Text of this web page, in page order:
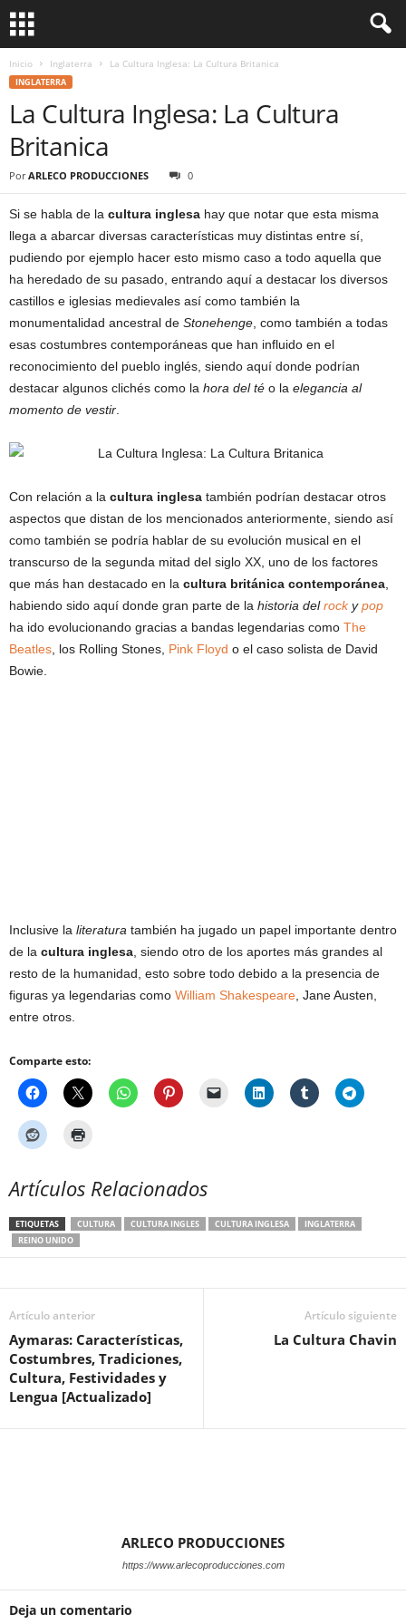
Inicio Inglaterra La Cultura Inglesa: La Cultura Britanica
INGLATERRA
La Cultura Inglesa: La Cultura
Britanica
Por ARLECO PRODUCCIONES 0
Si se habla de la cultura inglesa hay que notar que esta misma
llega a abarcar diversas características muy distintas entre sí,
pudiendo por ejemplo hacer esto mismo caso a todo aquella que
ha heredado de su pasado, entrando aquí a destacar los diversos
castillos e iglesias medievales así como también la
monumentalidad ancestral de Stonehenge , como también a todas
esas costumbres contemporáneas que han influido en el
reconocimiento del pueblo inglés, siendo aquí donde podrían
destacar algunos clichés como la hora del té o la elegancia al
momento de vestir
Con relación a la cultura inglesa también podrían destacar otros
aspectos que distan de los mencionados anteriormente, siendo así
como también se podría hablar de su evolución musical en el
transcurso de la segunda mitad del siglo XX, uno de los factores
que más han destacado en la cultura británica contemporánea
habiendo sido aquí donde gran parte de la historia delrockypop
ha ido evolucionando gracias a bandas legendarias como The
Beatles , los Rolling Stones, Pink Floyd o el caso solista de David
Bowie.
Inclusive la literatura también ha jugado un papel importante dentro
de la cultura inglesa , siendo otro de los aportes más grandes al
resto de la humanidad, esto sobre todo debido a la presencia de
figuras ya legendarias como William Shakespeare , Jane Austen,
entre otros.
Comparte esto:
Artículos Relacionados
ETIQUETAS CULTURA CULTURA INGLES CULTURA INGLESA
INGLATERRA
REINO UNIDO
Artículo anterior
Aymaras: Características,
Costumbres, Tradiciones,
Cultura, Festividades y
Lengua [Actualizado]
Artículo siguiente
La Cultura Chavin
ARLECO PRODUCCIONES
https://www.arlecoproducciones.com
Deja un comentario